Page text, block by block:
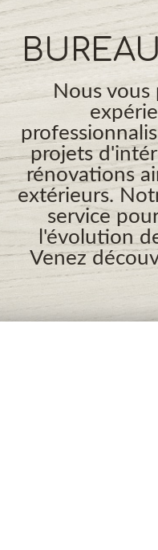
Nous
projets
rénovations
extérieurs.
service
l'évolution
Venez